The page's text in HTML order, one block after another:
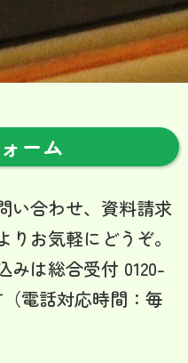
ーム
い合わせ、資料請求
お気軽にどうぞ。
みは総合受付 0120-
電話対応時間：毎